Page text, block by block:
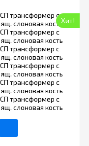
Хит!